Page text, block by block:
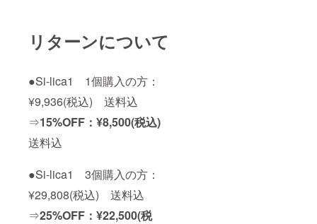
リターンについて
●Si-lica1 1個購入の方：
¥9,936(税込) 送料込
⇒15%OFF：¥8,500(税込)
送料込
●Si-lica1 3個購入の方：
¥29,808(税込) 送料込
⇒25%OFF：¥22,500(税